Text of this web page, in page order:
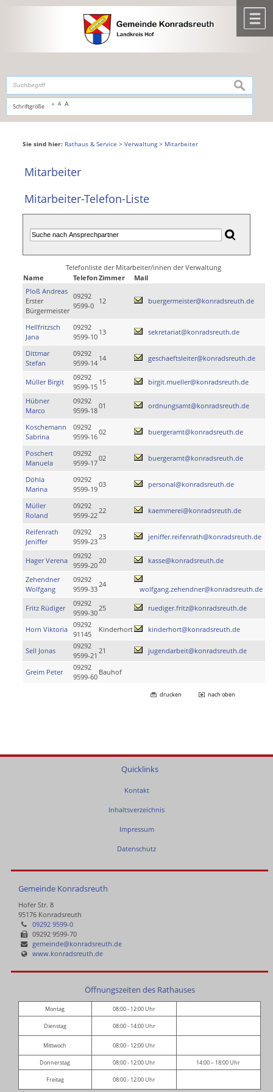
,zur Navigationoderzur Startseitespringen.
Schriftgröße A A A
suchen
Sie sind hier: Rathaus & Service > Verwaltung> Mitarbeiter
Mitarbeiter
Mitarbeiter-Telefon-Liste
Telefonliste der Mitarbeiter/innen der Verwaltung
Name
TelefonZimmer
Mail
Ploß Andreas
Erster
Bürgermeister
09292
9599-0
12 buergermeister@konradsreuth.de
Hellfritzsch
Jana
09292
9599-10
13 sekretariat@konradsreuth.de
Dittmar
Stefan
09292
9599-14
14 geschaeftsleiter@konradsreuth.de
Müller Birgit
09292
9599-15
15 birgit.mueller@konradsreuth.de
Hübner
Marco
09292
9599-18
01 ordnungsamt@konradsreuth.de
Koschemann
Sabrina
09292
9599-16
02 buergeramt@konradsreuth.de
Poschert
Manuela
09292
9599-17
02 buergeramt@konradsreuth.de
Döhla
Marina
09292
9599-19
03 personal@konradsreuth.de
Müller
Roland
09292
9599-22
22 kaemmerei@konradsreuth.de
Reifenrath
Jeniffer
09292
9599-23
23 jeniffer.reifenrath@konradsreuth.de
Hager Verena
09292
9599-20
20 kasse@konradsreuth.de
Zehendner
Wolfgang
09292
9599-33
24
wolfgang.zehendner@konradsreuth.de
Fritz Rüdiger
09292
9599-30
25 ruediger.fritz@konradsreuth.de
Horn Viktoria
09292
91145
Kinderhort kinderhort@konradsreuth.de
Sell Jonas
09292
9599-21
21 jugendarbeit@konradsreuth.de
Greim Peter
09292
9599-60
Bauhof
drucken nach oben
Quicklinks
Kontakt
Inhaltsverzeichnis
Impressum
Datenschutz
Gemeinde Konradsreuth
Hofer Str. 8
95176 Konradsreuth
09292 9599-0
09292 9599-70
gemeinde@konradsreuth.de
www.konradsreuth.de
Öffnungszeiten des Rathauses
Montag 08:00 - 12:00 Uhr
Dienstag 08:00 - 14:00 Uhr
Mittwoch 08:00 - 12:00 Uhr
Donnerstag 08:00 - 12:00 Uhr 14:00 – 18:00 Uhr
Freitag 08:00 - 12:00 Uhr